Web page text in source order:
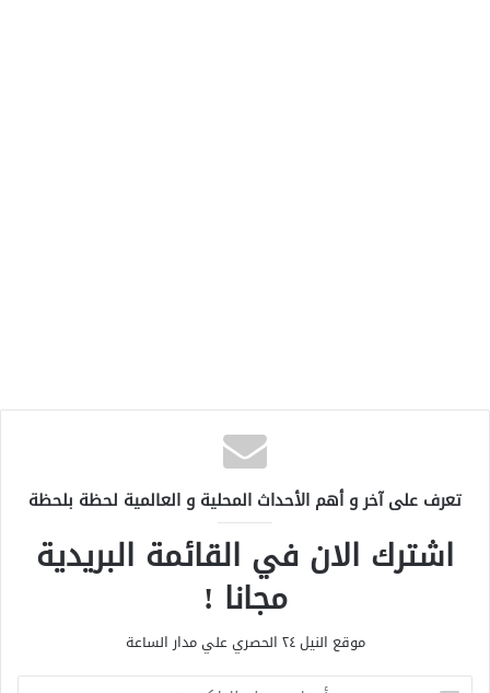
تعرف على آخر و أهم الأحداث المحلية و العالمية لحظة بلحظة
اشترك الان في القائمة البريدية
مجانا !
موقع النيل ٢٤ الحصري علي مدار الساعة